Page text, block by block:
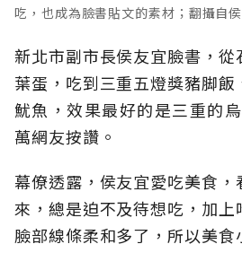
吃，也成為臉書貼文的素材；翻攝自侯
新北市副市長侯友宜臉書，
葉蛋，吃到三重五燈獎豬脚
魷魚，效果最好的是三重的
萬網友按讚。
幕僚透露，侯友宜愛吃美食
來，總是迫不及待想吃，加上
臉部線條柔和多了，所以美食